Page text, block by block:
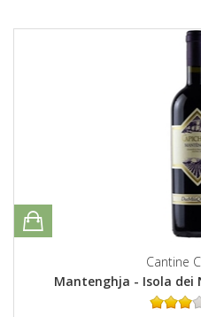
Cantine
Mantenghja - Isola dei